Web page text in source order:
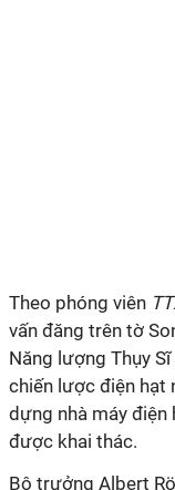
Theo phóng viên
vấn đăng trên tờ
Năng lượng Thụy
chiến lược điện hạt
dựng nhà máy điện
được khai thác.
Bộ trưởng Albert